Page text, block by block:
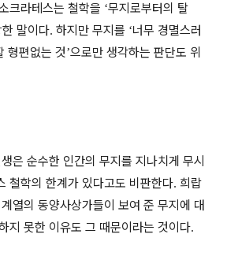
크라테스는 철학을 ‘무지로부터의 탈
말이다. 하지만 무지를 ‘너무 경멸스러
형편없는 것’으로만 생각하는 판단도 위
은 순수한 인간의 무지를 지나치게 무시
철학의 한계가 있다고도 비판한다. 희랍
열의 동양사상가들이 보여 준 무지에 대
지 못한 이유도 그 때문이라는 것이다.